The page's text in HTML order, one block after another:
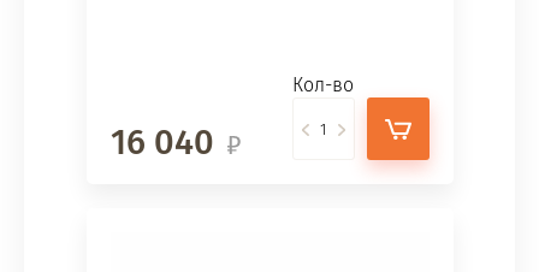
16 040
Кол-во